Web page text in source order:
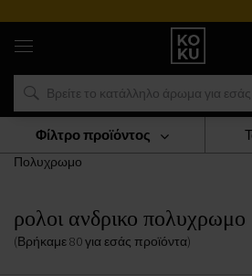
Αυθεντικά
αρώματα
και
ρολόγια
σε
μέρος
ΡΟΛΟΓΙΑ
Ανδρικά Ρολόγια
Πολυχρωμο
ρολοι ανδρικο πολυχρωμο
(Βρήκαμε80για εσάς προϊόντα)
Φίλτρο προϊόντος